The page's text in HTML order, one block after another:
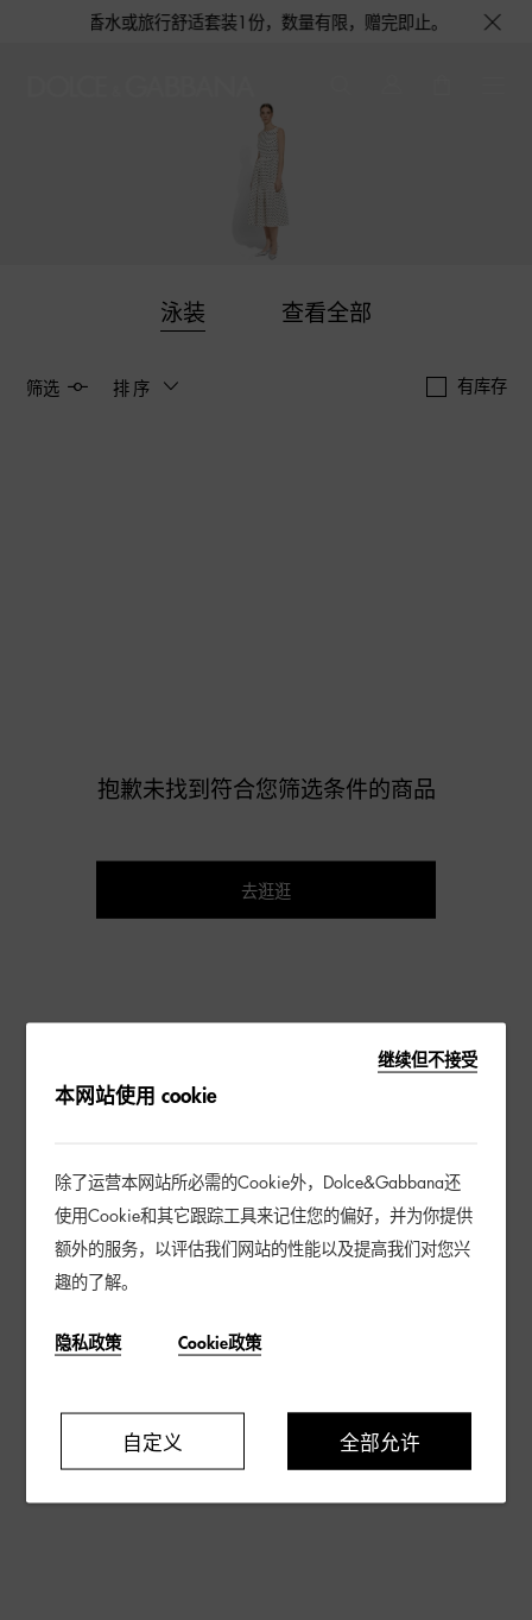
蓝淡香水或旅行舒适套装1份，数量有限，赠完即止。即刻选购，
泳装 查看全部
筛选 排序 有库存
抱歉未找到符合您筛选条件的商品
去逛逛
继续但不接受
本网站使用 cookie
除了运营本网站所必需的Cookie外，Dolce&Gabbana还
使用Cookie和其它跟踪工具来记住您的偏好，并为你提供
额外的服务，以评估我们网站的性能以及提高我们对您兴
趣的了解。
隐私政策 Cookie政策
自定义 全部允许